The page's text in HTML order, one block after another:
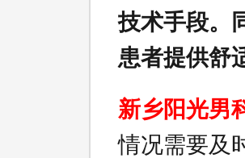
技术手段。
患者提供舒
新乡阳光男
情况需要及